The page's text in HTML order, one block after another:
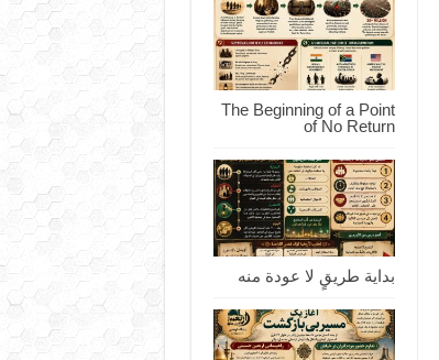
The Beginning of a Point
of No Return
بداية طريقٍ لا عودة منه